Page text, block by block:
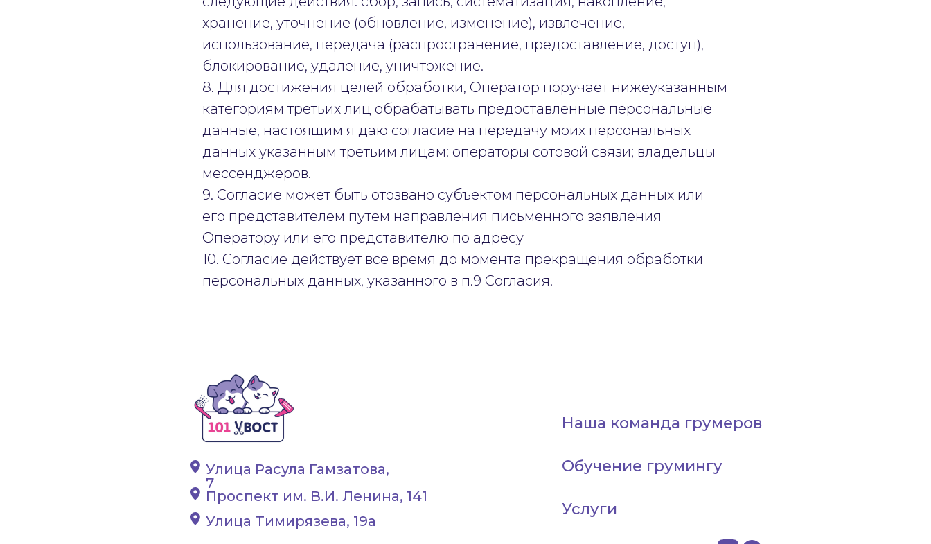
хранение, уточнение (обновление, изменение), извлечение,
использование, передача (распространение, предоставление, доступ),
блокирование, удаление, уничтожение.
8. Для достижения целей обработки, Оператор поручает нижеуказанным
категориям третьих лиц обрабатывать предоставленные персональные
данные, настоящим я даю согласие на передачу моих персональных
данных указанным третьим лицам: операторы сотовой связи; владельцы
мессенджеров.
9. Согласие может быть отозвано субъектом персональных данных или
его представителем путем направления письменного заявления
Оператору или его представителю по адресу
10. Согласие действует все время до момента прекращения обработки
персональных данных, указанного в п.9 Согласия.
Наша команда грумеров
Обучение грумингу
Услуги
Улица Расула Гамзатова,
7
Проспект им. В.И. Ленина, 141
Улица Тимирязева, 19а